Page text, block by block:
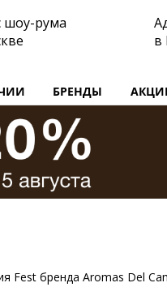
шоу-рума
в
БРЕНДЫ
Fest бренда Aromas Del